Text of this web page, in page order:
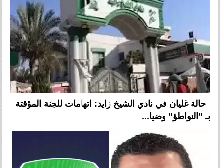
حالة غليان في نادي الشيخ زايد: اتهامات للجنة المؤقتة
بـ ”التواطؤ” وضيا...